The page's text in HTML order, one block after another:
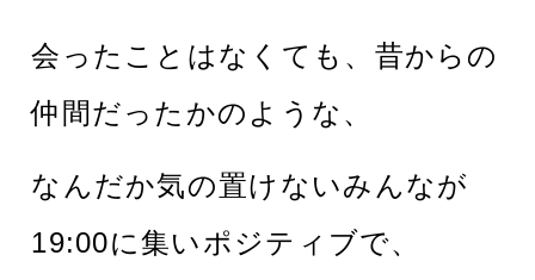
会ったことはなくて も、昔からの
仲間だったかのような、
なんだか気の置けないみんなが
19:00に集いポジティブで、